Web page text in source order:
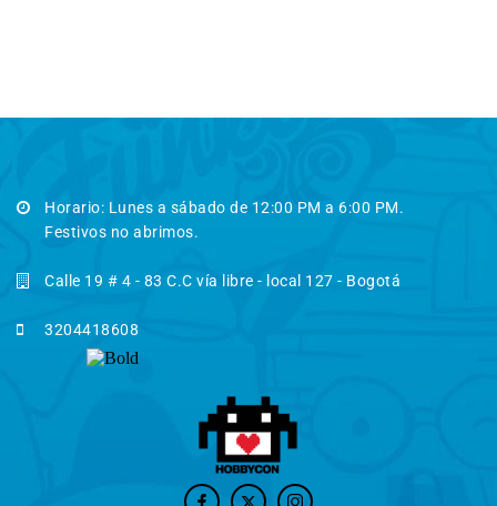
Horario: Lunes a sábado de 12:00 PM a 6:00 PM.
Festivos no abrimos.
Calle 19 # 4 - 83 C.C vía libre - local 127 - Bogotá
3204418608